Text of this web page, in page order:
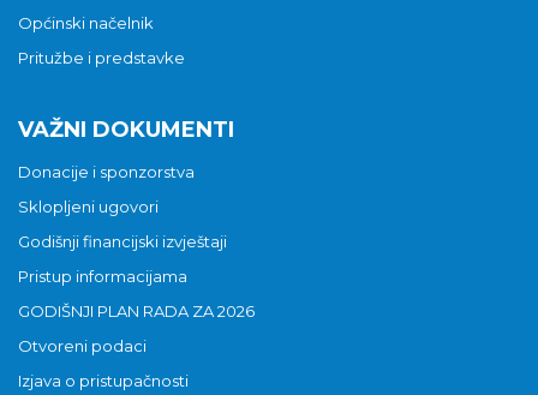
Općinski načelnik
Pritužbe i predstavke
VAŽNI DOKUMENTI
Donacije i sponzorstva
Sklopljeni ugovori
Godišnji financijski izvještaji
Pristup informacijama
GODIŠNJI PLAN RADA ZA 2026
Otvoreni podaci
Izjava o pristupačnosti